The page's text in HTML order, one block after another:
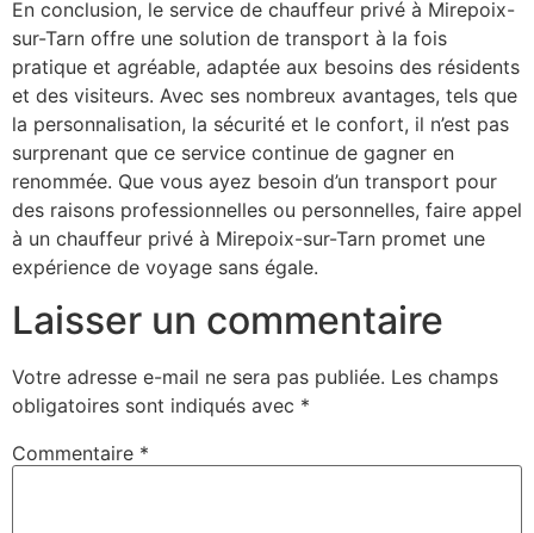
En conclusion, le service de chauffeur privé à Mirepoix-
sur-Tarn offre une solution de transport à la fois
pratique et agréable, adaptée aux besoins des résidents
et des visiteurs. Avec ses nombreux avantages, tels que
la personnalisation, la sécurité et le confort, il n’est pas
surprenant que ce service continue de gagner en
renommée. Que vous ayez besoin d’un transport pour
des raisons professionnelles ou personnelles, faire appel
à un chauffeur privé à Mirepoix-sur-Tarn promet une
expérience de voyage sans égale.
Laisser un commentaire
Votre adresse e-mail ne sera pas publiée. Les champs
obligatoires sont indiqués avec *
Commentaire *